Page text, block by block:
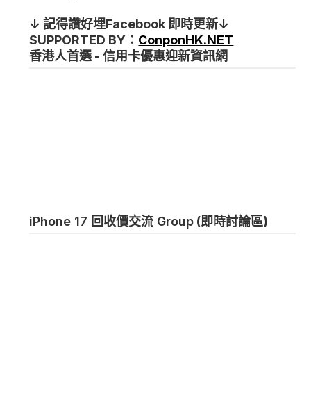
↓ 記得讚好埋Facebook 即時更新↓
SUPPORTED BY： ConponHK.NET
香港人首選 - 信用卡優惠迎新資訊網
iPhone 17 回收價交流 Group (即時討論區)